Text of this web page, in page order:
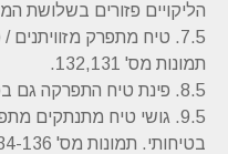
הליקויים פזורים בשלושת
7.5. טיח מתפרק
תמונות מס' 132,131.
8.5. פינת טיח התפרקה גם בכניסה לחניון. תמונה מס' 133.
9.5. גושי טיח מתנתקים
בטיחותי. תמונות מס' 134-136.